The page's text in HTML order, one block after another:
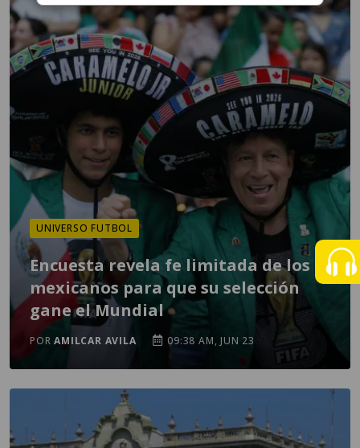
UNIVERSO FUTBOL
Encuesta revela fe limitada de los
mexicanos para que su selección
gane el Mundial
PORAMILCAR AVILA 09:38 AM, JUN 23